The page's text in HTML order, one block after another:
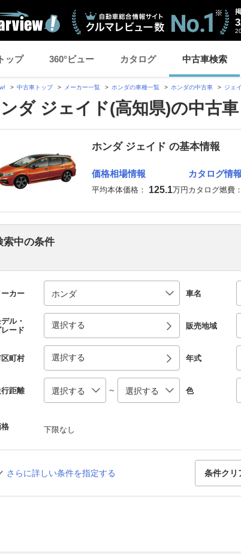
トップ 360°ビュー カタログ 中古車検索
中古車トップ メーカー一覧 ホンダの車種一覧 ホンダの中古車 ジェ
ダ ジェイド(高知県)の中古車
ホンダ ジェイド の基本情報
価格相場情報
平均本体価格： 125.1万円
カタログ情報
カタログ燃費：
索中の条件
ーカー 車名
ル・
レード
選択する 販売地域
町村 選択する 年式
行距離 ～ 色
下限なし
さらに詳しい条件を指定する 条件クリ